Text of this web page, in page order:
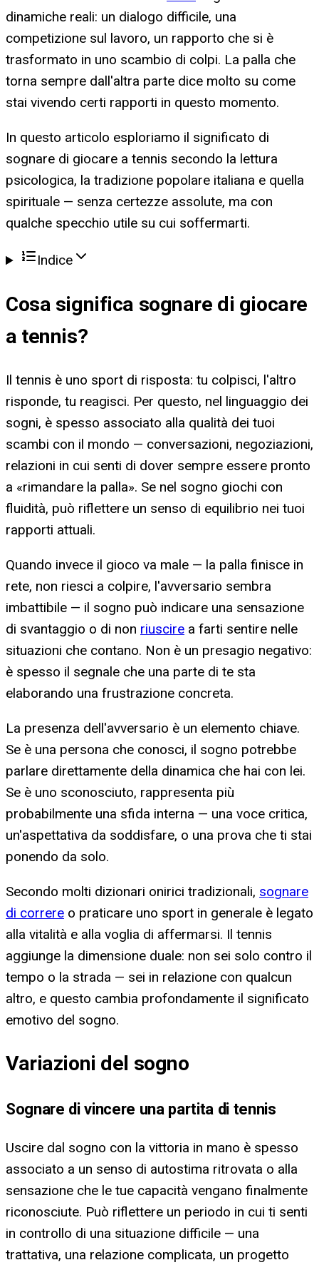
dinamiche reali: un dialogo difficile, una
competizione sul lavoro, un rapporto che si è
trasformato in uno scambio di colpi. La palla che
torna sempre dall'altra parte dice molto su come
stai vivendo certi rapporti in questo momento.
In questo articolo esploriamo il significato di
sognare di giocare a tennis secondo la lettura
psicologica, la tradizione popolare italiana e quella
spirituale — senza certezze assolute, ma con
qualche specchio utile su cui soffermarti.
Indice
Cosa significa sognare di giocare
a tennis?
Il tennis è uno sport di risposta: tu colpisci, l'altro
risponde, tu reagisci. Per questo, nel linguaggio dei
sogni, è spesso associato alla qualità dei tuoi
scambi con il mondo — conversazioni, negoziazioni,
relazioni in cui senti di dover sempre essere pronto
a «rimandare la palla». Se nel sogno giochi con
fluidità, può riflettere un senso di equilibrio nei tuoi
rapporti attuali.
Quando invece il gioco va male — la palla finisce in
rete, non riesci a colpire, l'avversario sembra
imbattibile — il sogno può indicare una sensazione
di svantaggio o di non riuscire a farti sentire nelle
situazioni che contano. Non è un presagio negativo:
è spesso il segnale che una parte di te sta
elaborando una frustrazione concreta.
La presenza dell'avversario è un elemento chiave.
Se è una persona che conosci, il sogno potrebbe
parlare direttamente della dinamica che hai con lei.
Se è uno sconosciuto, rappresenta più
probabilmente una sfida interna — una voce critica,
un'aspettativa da soddisfare, o una prova che ti stai
ponendo da solo.
Secondo molti dizionari onirici tradizionali, sognare
di correre o praticare uno sport in generale è legato
alla vitalità e alla voglia di affermarsi. Il tennis
aggiunge la dimensione duale: non sei solo contro il
tempo o la strada — sei in relazione con qualcun
altro, e questo cambia profondamente il significato
emotivo del sogno.
Variazioni del sogno
Sognare di vincere una partita di tennis
Uscire dal sogno con la vittoria in mano è spesso
associato a un senso di autostima ritrovata o alla
sensazione che le tue capacità vengano finalmente
riconosciute. Può riflettere un periodo in cui ti senti
in controllo di una situazione difficile — una
trattativa, una relazione complicata, un progetto